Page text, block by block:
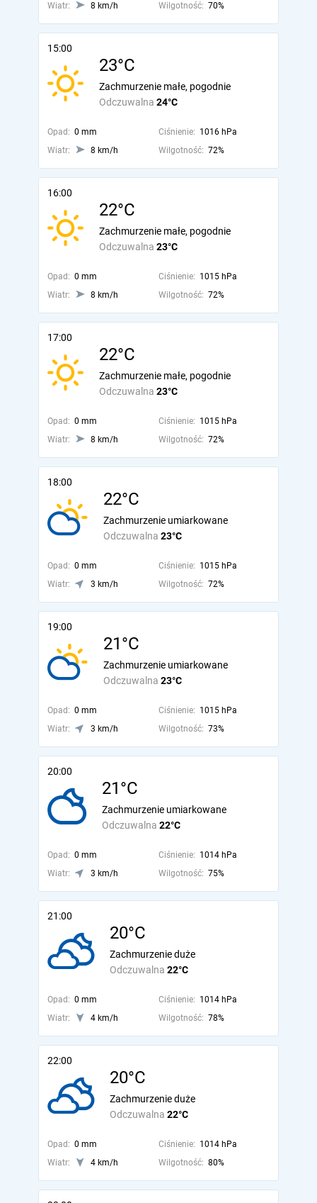
Wiatr:
8 km/h Wilgotność: 70%
15:00
23°C
Odczuwalna 24°C
Zachmurzenie małe, pogodnie
Opad: 0 mm Ciśnienie: 1016 hPa
Wiatr:
8 km/h Wilgotność: 72%
16:00
22°C
Odczuwalna 23°C
Zachmurzenie małe, pogodnie
Opad: 0 mm Ciśnienie: 1015 hPa
Wiatr:
8 km/h Wilgotność: 72%
17:00
22°C
Odczuwalna 23°C
Zachmurzenie małe, pogodnie
Opad: 0 mm Ciśnienie: 1015 hPa
Wiatr:
8 km/h Wilgotność: 72%
18:00
22°C
Odczuwalna 23°C
Zachmurzenie umiarkowane
Opad: 0 mm Ciśnienie: 1015 hPa
Wiatr:
3 km/h Wilgotność: 72%
19:00
21°C
Odczuwalna 23°C
Zachmurzenie umiarkowane
Opad: 0 mm Ciśnienie: 1015 hPa
Wiatr:
3 km/h Wilgotność: 73%
20:00
21°C
Odczuwalna 22°C
Zachmurzenie umiarkowane
Opad: 0 mm Ciśnienie: 1014 hPa
Wiatr:
3 km/h Wilgotność: 75%
21:00
20°C
Odczuwalna 22°C
Zachmurzenie duże
Opad: 0 mm Ciśnienie: 1014 hPa
Wiatr:
4 km/h Wilgotność: 78%
22:00
20°C
Odczuwalna 22°C
Zachmurzenie duże
Opad: 0 mm Ciśnienie: 1014 hPa
Wiatr:
4 km/h Wilgotność: 80%